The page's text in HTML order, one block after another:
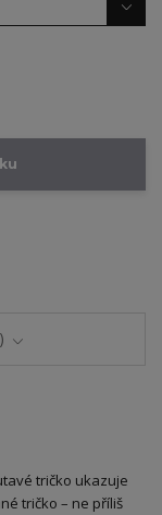
tričko ukazuje
tričko – ne příliš